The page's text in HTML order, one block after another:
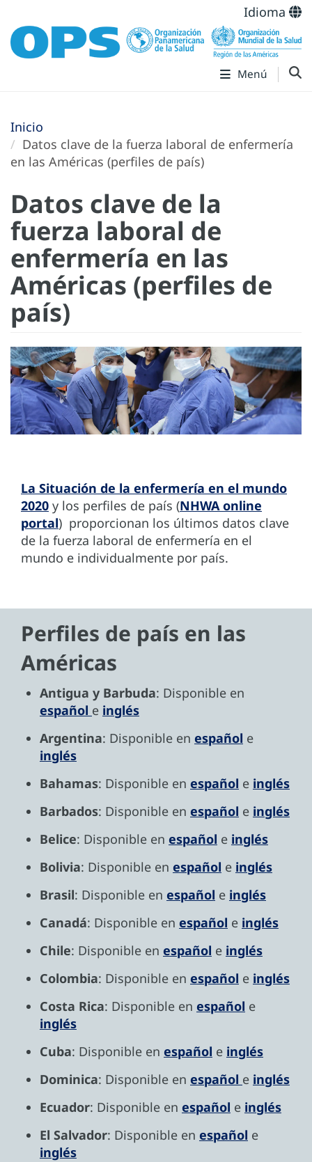
Idioma
Menú
Inicio
Datos clave de la fuerza laboral de enfermería
en las Américas (perfiles de país)
Datos clave de la
fuerza laboral de
enfermería en las
Américas (perfiles de
país)
La Situación de la enfermería en el mundo
2020 y los perfiles de país (NHWA online
portal) proporcionan los últimos datos clave
de la fuerza laboral de enfermería en el
mundo e individualmente por país.
Perfiles de país en las
Américas
Antigua y Barbuda: Disponible en
español e inglés
Argentina: Disponible en español e
inglés
Bahamas: Disponible en español e inglés
Barbados: Disponible en español e inglés
Belice: Disponible en español e inglés
Bolivia: Disponible en español e inglés
Brasil: Disponible en español e inglés
Canadá: Disponible en español e inglés
Chile: Disponible en español e inglés
Colombia: Disponible en español e inglés
Costa Rica: Disponible en español e
inglés
Cuba: Disponible en español e inglés
Dominica: Disponible en español e inglés
Ecuador: Disponible en español e inglés
El Salvador: Disponible en español e
inglés